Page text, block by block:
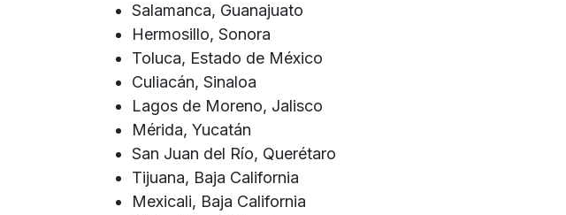
Salamanca, Guanajuato
Hermosillo, Sonora
Toluca, Estado de México
Culiacán, Sinaloa
Lagos de Moreno, Jalisco
Mérida, Yucatán
San Juan del Río, Querétaro
Tijuana, Baja California
Mexicali, Baja California